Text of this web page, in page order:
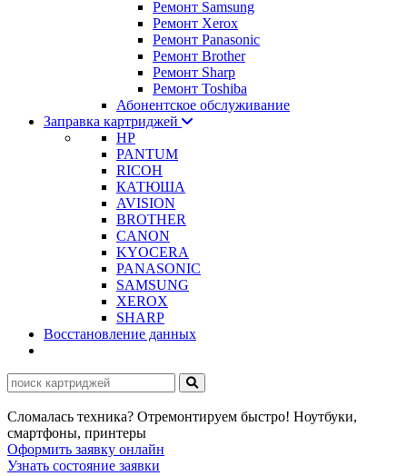
Ремонт Samsung
Ремонт Xerox
Ремонт Panasonic
Ремонт Brother
Ремонт Sharp
Ремонт Toshiba
Абонентское обслуживание
Заправка картриджей
HP
PANTUM
RICOH
КАТЮША
AVISION
BROTHER
CANON
KYOCERA
PANASONIC
SAMSUNG
XEROX
SHARP
Восстановление данных
Сломалась техника? Отремонтируем быстро! Ноутбуки,
смартфоны, принтеры
Оформить заявку онлайн
Узнать состояние заявки